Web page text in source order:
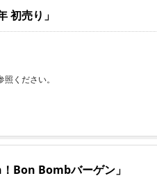
初売り」
ください。
Bon Bombバーゲン」